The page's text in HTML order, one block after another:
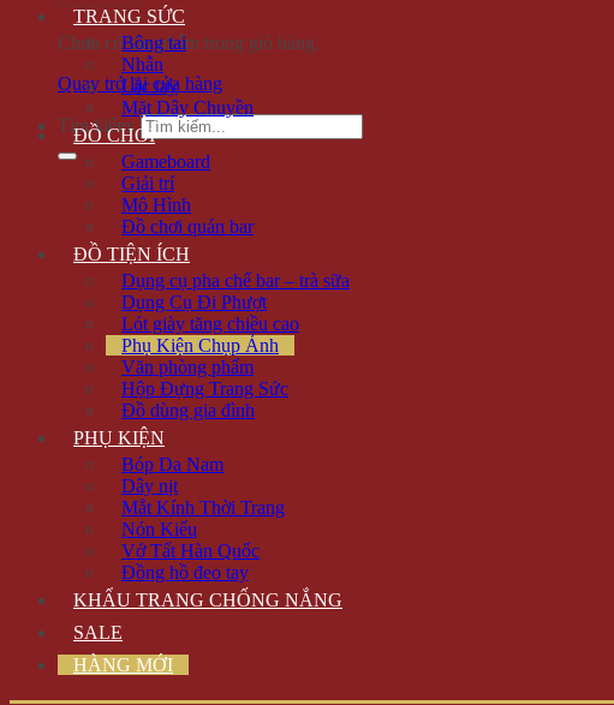
Chưa có sản phẩm trong giỏ hàng.
Quay trở lại cửa hàng
Tìm kiếm:
TRANG SỨC
Bông tai
Nhẫn
Lắc tay
Mặt Dây Chuyền
ĐỒ CHƠI
Gameboard
Giải trí
Mô Hình
Đồ chơi quán bar
ĐỒ TIỆN ÍCH
Dụng cụ pha chế bar – trà sữa
Dụng Cụ Đi Phượt
Lót giày tăng chiều cao
Phụ Kiện Chụp Ảnh
Văn phòng phẩm
Hộp Đựng Trang Sức
Đồ dùng gia đình
PHỤ KIỆN
Bóp Da Nam
Dây nịt
Mắt Kính Thời Trang
Nón Kiểu
Vớ Tất Hàn Quốc
Đồng hồ đeo tay
KHẨU TRANG CHỐNG NẮNG
SALE
HÀNG MỚI